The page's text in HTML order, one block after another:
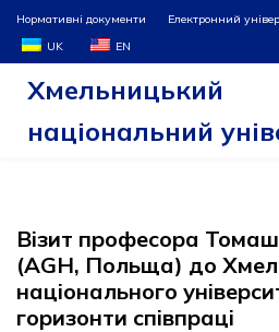
Перейти
до
Нормативні документи Електронний
UK
EN
Хмельницький
національний
Візит професора
(AGH, Польща) до
національного
горизонти співпраці